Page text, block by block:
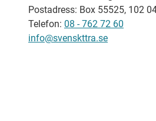
Postadress: Box 55525, 102
Telefon: 08 - 762 72 60
info@svenskttra.se